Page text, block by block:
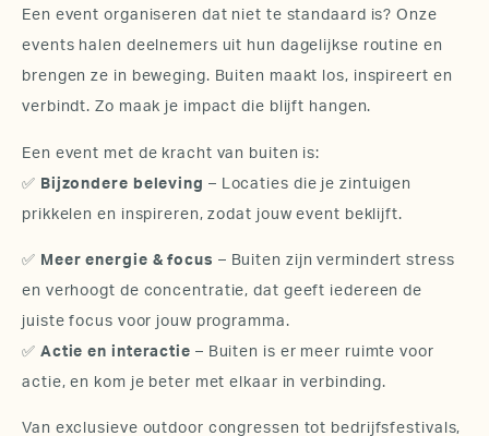
Een event organiseren dat niet te standaard is? Onze
events halen deelnemers uit hun dagelijkse routine en
brengen ze in beweging. Buiten maakt los, inspireert en
verbindt. Zo maak je impact die blijft hangen.
Een event met de kracht van buiten is:
✅ Bijzondere beleving – Locaties die je zintuigen
prikkelen en inspireren, zodat jouw event beklijft.
✅ Meer energie & focus – Buiten zijn vermindert stress
en verhoogt de concentratie, dat geeft iedereen de
juiste focus voor jouw programma.
✅ Actie en interactie – Buiten is er meer ruimte voor
actie, en kom je beter met elkaar in verbinding.
Van exclusieve outdoor congressen tot bedrijfsfestivals,